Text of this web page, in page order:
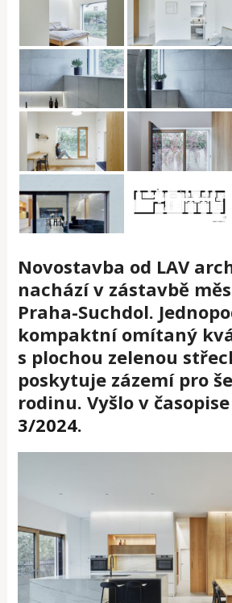
Novostavba od LAV
nachází v zástavbě
Praha-Suchdol.
kompaktní omítaný
s plochou zelenou
poskytuje zázemí pro
rodinu.Vyšlo v časopise
3/2024.